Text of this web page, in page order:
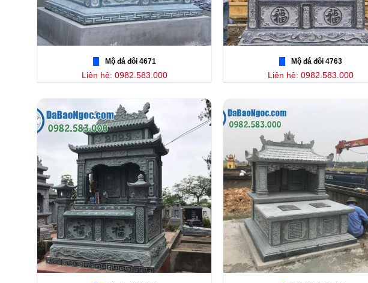
Mộ đá đôi 4671
Liên hệ: 0982.583.000
Mộ đá đôi 4763
Liên hệ: 0982.583.000